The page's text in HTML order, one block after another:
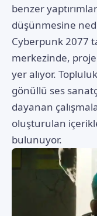
benzer
düşünmesine
Cyberpunk 2077
merkezinde,
yer alıyor.
gönüllü ses
dayanan
oluşturulan
bulunuyor.